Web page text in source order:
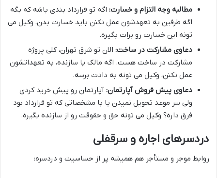
مطالبه وجه التزام و خسارت: اگه تو قرارداد بندی باشه که بگه
اگه طرفین به تعهدشون عمل نکنن باید خسارت بدن، وکیل می
تونه این خسارت رو برات بگیره.
دعاوی مشارکت در ساخت: الان تو شرق تهران، کلی پروژه
مشارکت در ساخت هست. اگه مالک یا سازنده، به تعهداتشون
عمل نکنن، وکیل می تونه به دادت برسه.
دعاوی پیش فروش آپارتمان: آپارتمان رو پیش خرید کردی
ولی سر موعد تحویل نمیدن یا با مشخصاتی که تو قرارداد بود
فرق داره؟ وکیل می تونه حق و حقوقت رو از سازنده بگیره.
دردسرهای اجاره و سرقفلی
روابط موجر و مستأجر هم همیشه پر از حساسیت و دردسره: